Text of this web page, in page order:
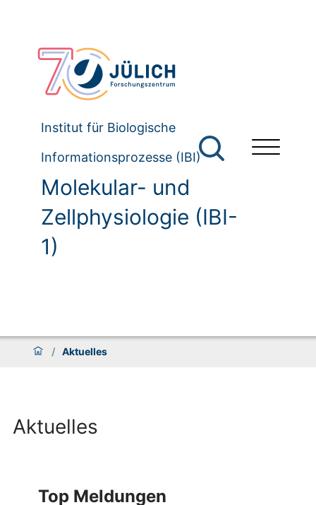
Institut für Biologische
Informationsprozesse (IBI)
Molekular- und
Zellphysiologie (IBI-
1)
/ Aktuelles
Aktuelles
Top Meldungen